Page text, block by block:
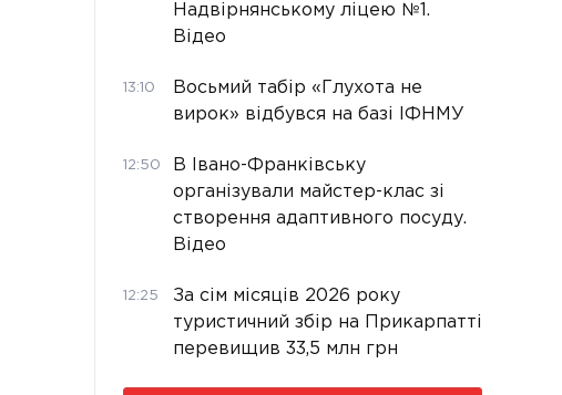
Надвірнянському ліцею №1.
Відео
13:10
Восьмий табір «Глухота не
вирок» відбувся на базі ІФНМУ
12:50
В Івано-Франківську
організували майстер-клас зі
створення адаптивного посуду.
Відео
12:25
За сім місяців 2026 року
туристичний збір на Прикарпатті
перевищив 33,5 млн грн